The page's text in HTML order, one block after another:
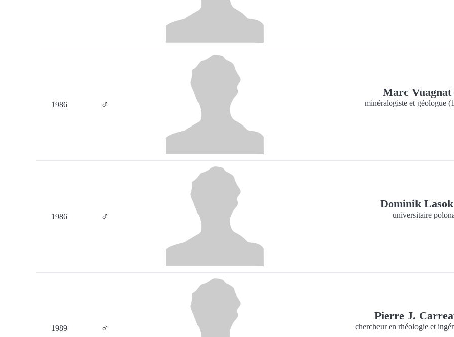
1986 ♂
Marc Vuagnat
minéralogiste et géologue
1986 ♂
Dominik Lasok
universitaire
1989 ♂
Pierre J.
chercheur en rhéologie et